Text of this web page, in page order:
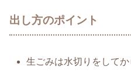
出し方のポイント
生ごみは水切りをしてか